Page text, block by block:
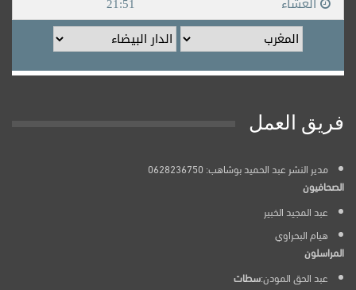
فريق العمل
مدير النشر عبد الحميد بوشاهب: 0628236750
الصحافيون
عبد المجيد الخبير
هيام البحراوي
المراسلون
عبد الحق المودن:سطات